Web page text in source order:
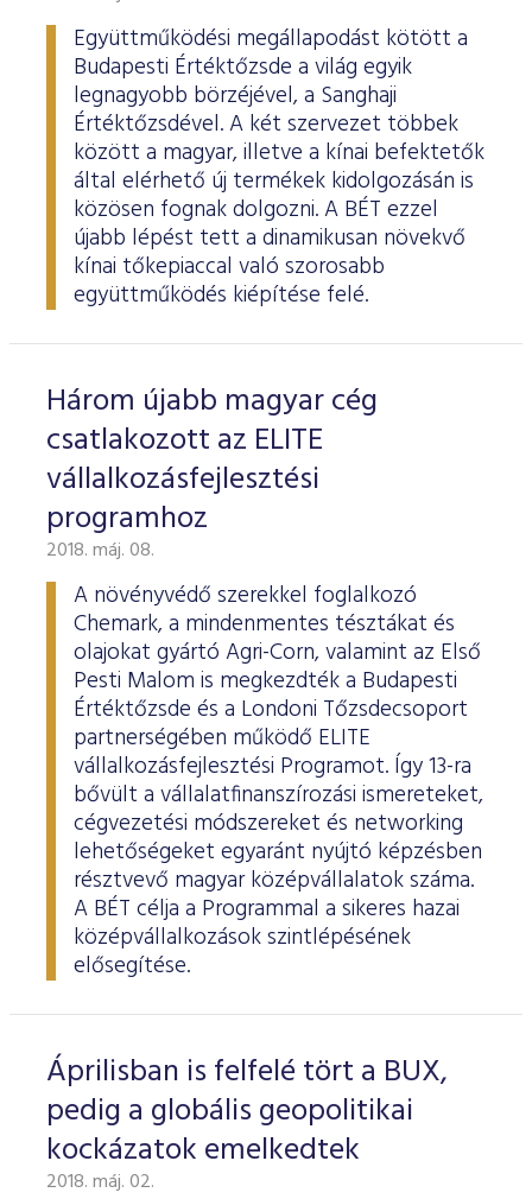
Együttműködési megállapodást kötött a
Budapesti Értéktőzsde a világ egyik
legnagyobb börzéjével, a Sanghaji
Értéktőzsdével. A két szervezet többek
között a magyar, illetve a kínai befektetők
által elérhető új termékek kidolgozásán is
közösen fognak dolgozni. A BÉT ezzel
újabb lépést tett a dinamikusan növekvő
kínai tőkepiaccal való szorosabb
együttműködés kiépítése felé.
Három újabb magyar cég
csatlakozott az ELITE
vállalkozásfejlesztési
programhoz
2018. máj. 08.
A növényvédő szerekkel foglalkozó
Chemark, a mindenmentes tésztákat és
olajokat gyártó Agri-Corn, valamint az Első
Pesti Malom is megkezdték a Budapesti
Értéktőzsde és a Londoni Tőzsdecsoport
partnerségében működő ELITE
vállalkozásfejlesztési Programot. Így 13-ra
bővült a vállalatfinanszírozási ismereteket,
cégvezetési módszereket és networking
lehetőségeket egyaránt nyújtó képzésben
résztvevő magyar középvállalatok száma.
A BÉT célja a Programmal a sikeres hazai
középvállalkozások szintlépésének
elősegítése.
Áprilisban is felfelé tört a BUX,
pedig a globális geopolitikai
kockázatok emelkedtek
2018. máj. 02.